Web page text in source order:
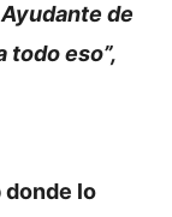
de
todo eso”,
lo